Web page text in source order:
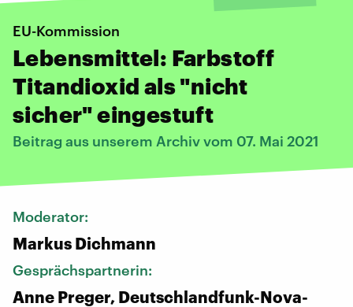
EU-Kommission
Lebensmittel: Farbstoff
Titandioxid als "nicht
sicher" eingestuft
Beitrag aus unserem Archiv vom 07. Mai 2021
Moderator:
Markus Dichmann
Gesprächspartnerin:
Anne Preger, Deutschlandfunk-Nova-